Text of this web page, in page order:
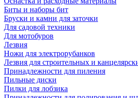
Биты и наборы бит
Бруски и камни для заточки
Для садовой техники
Для мотобуров
Лезвия
Ножи для электрорубанков
Лезвия для строительных и
Принадлежности для пиления
Пильные диски
Пилки для лобзика